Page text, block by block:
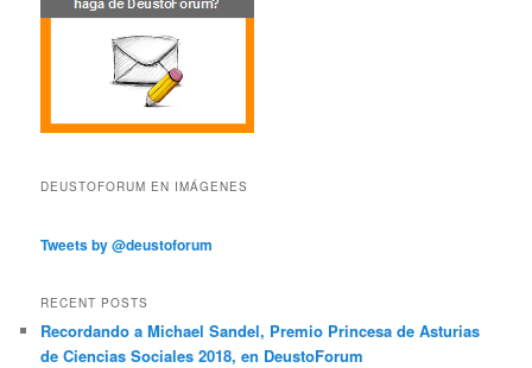
DEUSTOFORUM EN IMÁGENES
Tweets by @deustoforum
RECENT POSTS
Recordando a Michael Sandel, Premio Princesa de Asturias
de Ciencias Sociales 2018, en DeustoForum